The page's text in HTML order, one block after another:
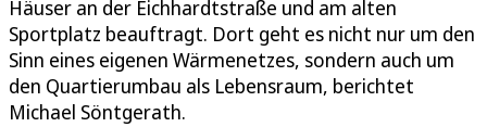
Häuser an der Eichhardtstraße und am alten
Sportplatz beauftragt. Dort geht es nicht nur um den
Sinn eines eigenen Wärmenetzes, sondern auch um
den Quartierumbau als Lebensraum, berichtet
Michael Söntgerath.